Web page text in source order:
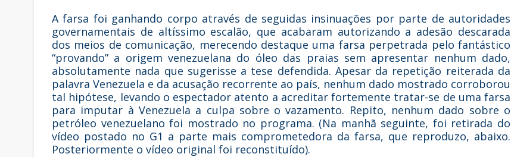
A farsa foi ganhando corpo através de seguidas insinuações por parte de autoridades
governamentais de altíssimo escalão, que acabaram autorizando a adesão descarada
dos meios de comunicação, merecendo destaque uma farsa perpetrada pelo fantástico
“provando” a origem venezuelana do óleo das praias sem apresentar nenhum dado,
absolutamente nada que sugerisse a tese defendida. Apesar da repetição reiterada da
palavra Venezuela e da acusação recorrente ao país, nenhum dado mostrado corroborou
tal hipótese, levando o espectador atento a acreditar fortemente tratar-se de uma farsa
para imputar à Venezuela a culpa sobre o vazamento. Repito, nenhum dado sobre o
petróleo venezuelano foi mostrado no programa. (Na manhã seguinte, foi retirada do
vídeo postado no G1 a parte mais comprometedora da farsa, que reproduzo, abaixo.
Posteriormente o vídeo original foi reconstituído).